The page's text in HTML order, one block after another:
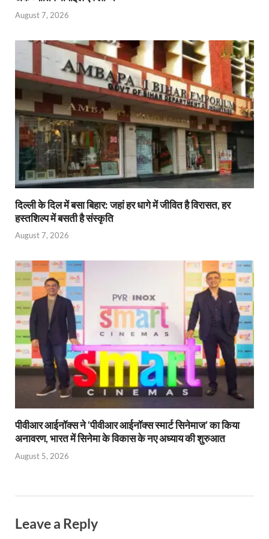
August 7, 2026
दिल्ली के दिल में बसा बिहार: जहां हर धागे में जीवित है विरासत, हर
हस्तशिल्प में बसती है संस्कृति
August 7, 2026
पीवीआर आईनॉक्स ने ‘पीवीआर आईनॉक्स स्मार्ट सिनेमाज’ का किया
अनावरण, भारत में सिनेमा के विकास के नए अध्याय की शुरुआत
August 5, 2026
Leave a Reply